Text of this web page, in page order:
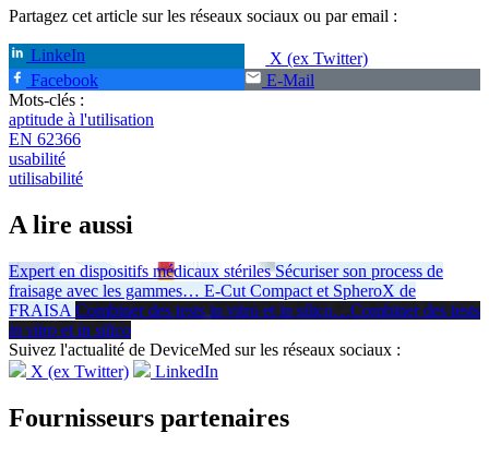
Partagez cet article sur les réseaux sociaux ou par email :
LinkeIn
X (ex Twitter)
Facebook
E-Mail
Mots-clés :
aptitude à l'utilisation
EN 62366
usabilité
utilisabilité
A lire aussi
Expert en dispositifs médicaux stériles Sécuriser son process de
fraisage avec les gammes… E-Cut Compact et SpheroX de
FRAISA Combiner des tests in vitro et in silico…Combiner des tests
in vitro et in silico
Suivez l'actualité de DeviceMed sur les réseaux sociaux :
X (ex Twitter)
LinkedIn
Fournisseurs partenaires